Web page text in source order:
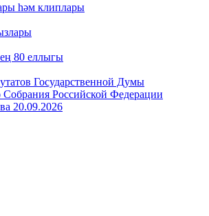
һәм клиплары
80 еллыгы
Государственной Думы
Собрания Российской Федерации
20.09.2026